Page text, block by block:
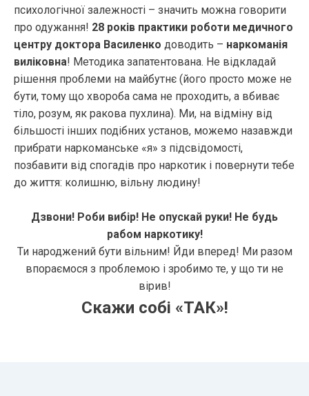
психологічної залежності – значить можна говорити
про одужання! 28 років практики роботи медичного
центру доктора Василенко доводить – наркоманія
виліковна! Методика запатентована. Не відкладай
рішення проблеми на майбутнє (його просто може не
бути, тому що хвороба сама не проходить, а вбиває
тіло, розум, як ракова пухлина). Ми, на відміну від
більшості інших подібних установ, можемо назавжди
прибрати наркоманське «я» з підсвідомості,
позбавити від спогадів про наркотик і повернути тебе
до життя: колишню, вільну людину!
Дзвони! Роби вибір! Не опускай руки! Не будь
рабом наркотику!
Ти народжений бути вільним! Йди вперед! Ми разом
впораємося з проблемою і зробимо те, у що ти не
вірив!
Скажи собі «ТАК»!